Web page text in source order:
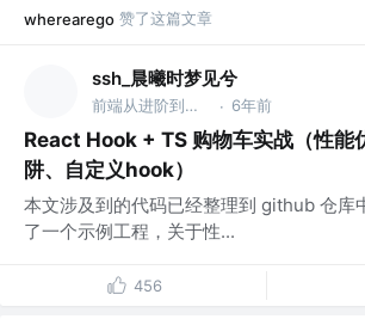
wherearego 赞了这篇文章
ssh_晨曦时梦见兮
前端从进阶到入院 @字节跳动 · 6年前
React Hook + TS 购物车实战（性能
阱、自定义hook）
本文涉及到的代码已经整理到 github 仓库
了一个示例工程，关于性...
456